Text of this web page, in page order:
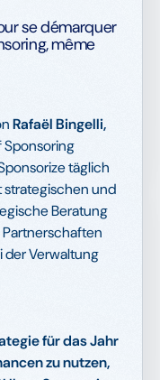
se démarquer
même
Rafaël Bingelli,
Sponsoring
täglich
strategischen und
Beratung
der Verwaltung
für das Jahr
zu nutzen,